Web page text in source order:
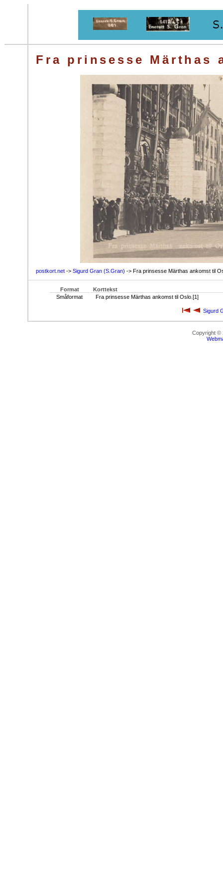
Fra prinsesse
postkort.net -> Sigurd Gran (S.Gran) -> Fra prinsesse Märthas ankomst til
Format
Korttekst
Småformat
Fra prinsesse Märthas ankomst til Oslo.[1]
Sigurd
Copyright ©